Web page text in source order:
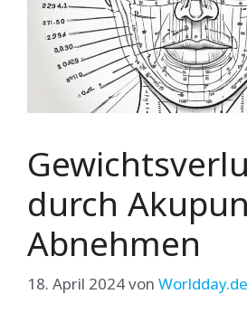
durch
Abnehmen
18. April 2024von Worldday.de